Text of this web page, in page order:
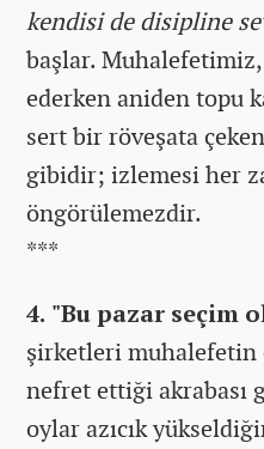
kendisi de disipline
başlar.
ederken aniden topu
sert bir röveşata
gibidir; izlemesi her
öngörülemezdir.
***
4. "Bu pazar seçim
şirketleri muhalefetin
nefret ettiği akrabası
oylar azıcık